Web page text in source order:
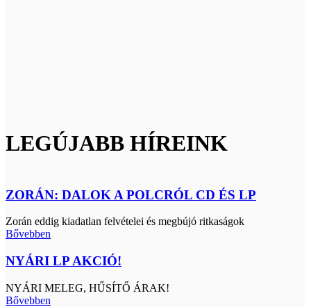
LEGÚJABB HÍREINK
ZORÁN: DALOK A POLCRÓL CD ÉS LP
Zorán eddig kiadatlan felvételei és megbújó ritkaságok
Bővebben
NYÁRI LP AKCIÓ!
NYÁRI MELEG, HŰSÍTŐ ÁRAK!
Bővebben